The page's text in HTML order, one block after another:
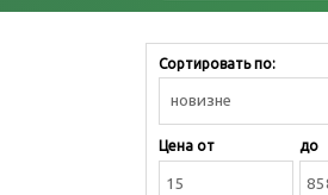
Сортировать по:
Цена от до